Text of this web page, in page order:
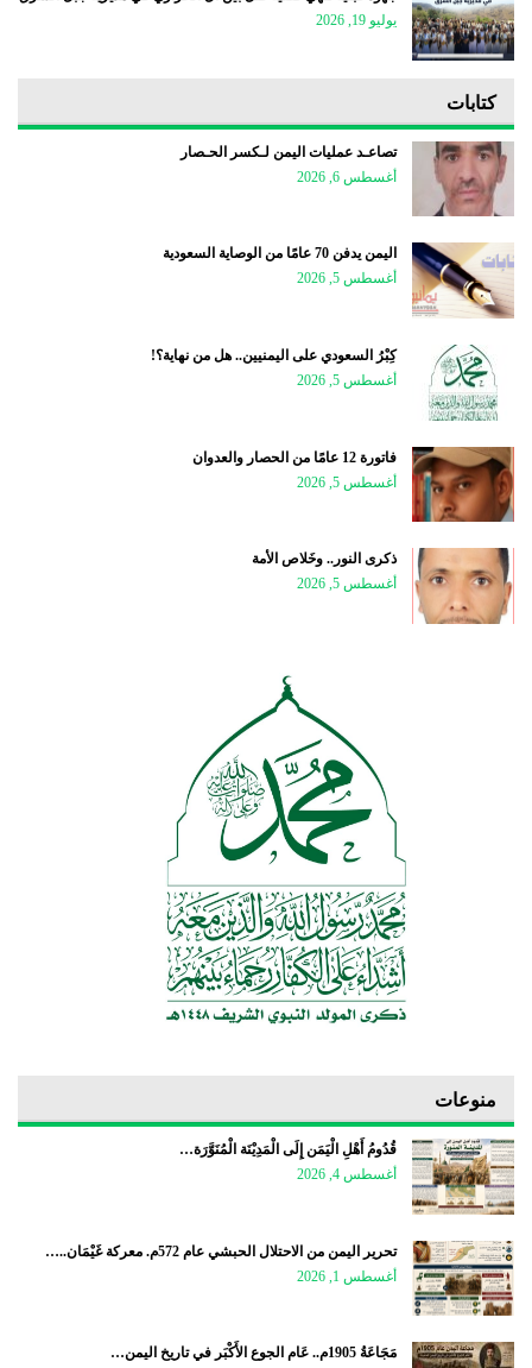
يوليو 19, 2026
كتابات
تصاعـد عمليات اليمن لـكسر الحـصار
أغسطس 6, 2026
اليمن يدفن 70 عامًا من الوصاية السعودية
أغسطس 5, 2026
كِبْرُ السعودي على اليمنيين.. هل من نهاية؟!
أغسطس 5, 2026
فاتورة 12 عامًا من الحصار والعدوان
أغسطس 5, 2026
ذكرى النور.. وخَلاص الأمة
أغسطس 5, 2026
منوعات
قُدُومُ أَهْلِ الْيَمَن إِلَى الْمَدِيْنَة الْمُنَوَّرَة…
أغسطس 4, 2026
تحرير اليمن من الاحتلال الحبشي عام 572م. معركة غَيْمَان..…
أغسطس 1, 2026
مَجَاعَةُ 1905م.. عَام الجوع الأَكْبَر في تاريخ اليمن…